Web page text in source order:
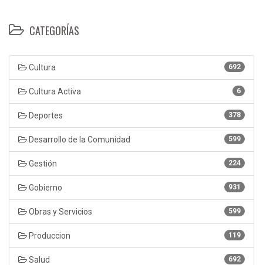
CATEGORÍAS
692
Cultura
6
Cultura Activa
378
Deportes
599
Desarrollo de la Comunidad
224
Gestión
931
Gobierno
599
Obras y Servicios
119
Produccion
692
Salud